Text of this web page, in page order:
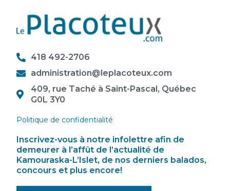
418 492-2706
administration@leplacoteux.com
409, rue Taché à Saint-Pascal, Québec
G0L 3Y0
Politique de confidentialité
Inscrivez-vous à notre infolettre afin de
demeurer à l’affût de l’actualité de
Kamouraska-L’Islet, de nos derniers balados,
concours et plus encore!